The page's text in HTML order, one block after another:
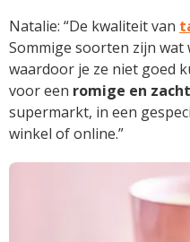
Natalie: “De kwaliteit van
Sommige soorten zijn wat
waardoor je ze niet goed
voor een romige en
supermarkt, in een
winkel of online.”